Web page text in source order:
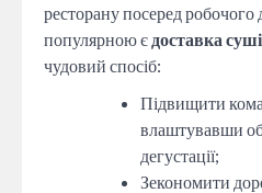
ресторану посеред
популярною є доставка
чудовий спосіб:
Підвищити
влаштувавши
дегустації;
Зекономити